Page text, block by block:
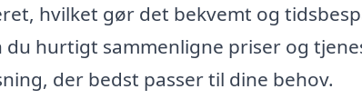
hvilket gør det bekvemt og
hurtigt sammenligne priser og
der bedst passer til dine behov.